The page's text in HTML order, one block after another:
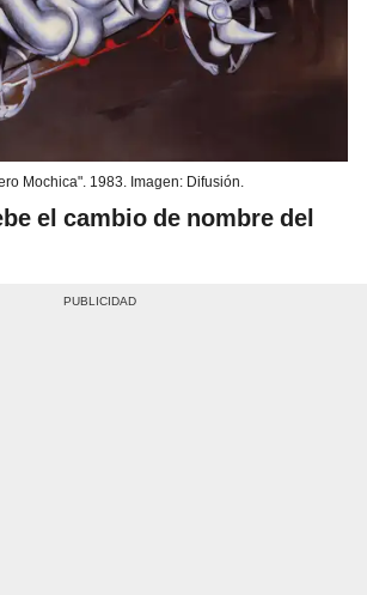
Mochica". 1983. Imagen: Difusión.
el cambio de nombre del